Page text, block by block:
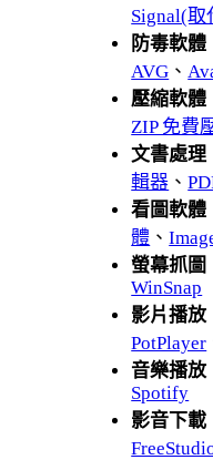
Signal(取
防毒軟體
AVG 、
壓縮軟體
ZIP 免費
文書處理
輯器 、
看圖軟體
體 、
螢幕抓圖
WinSnap
影片播放
PotPlayer
音樂播放
Spotify
影音下載